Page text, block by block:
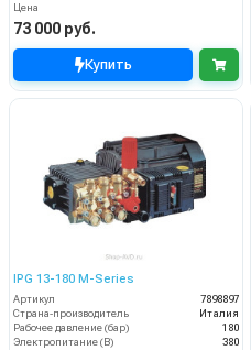
Цена
73 000 руб.
Купить
IPG 13-180 M-Series
Артикул
7898897
Страна-производитель
Италия
Рабочее давление (бар)
180
Электропитание (В)
380